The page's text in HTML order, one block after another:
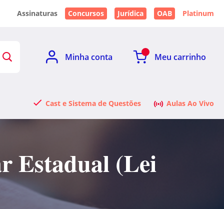
Assinaturas Concursos Jurídica OAB Platinum
Minha conta Meu carrinho
Cast e Sistema de Questões Aulas Ao Vivo
Estadual (Lei